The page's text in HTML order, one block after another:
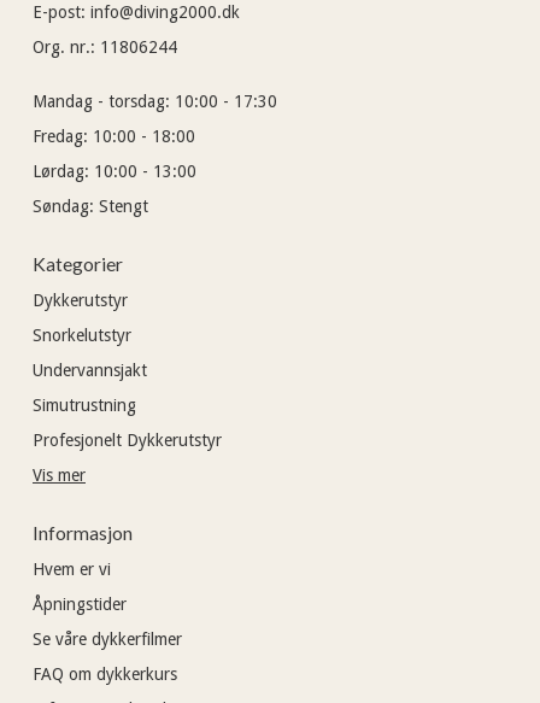
E-post: info@diving2000.dk
Org. nr.: 11806244
Mandag - torsdag: 10:00 - 17:30
Fredag: 10:00 - 18:00
Lørdag: 10:00 - 13:00
Søndag: Stengt
Kategorier
Dykkerutstyr
Snorkelutstyr
Undervannsjakt
Simutrustning
Profesjonelt Dykkerutstyr
Vis mer
Informasjon
Hvem er vi
Åpningstider
Se våre dykkerfilmer
FAQ om dykkerkurs